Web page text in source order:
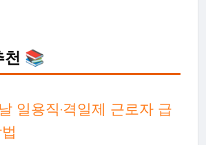
천 📚
일용직·격일제 근로자 급